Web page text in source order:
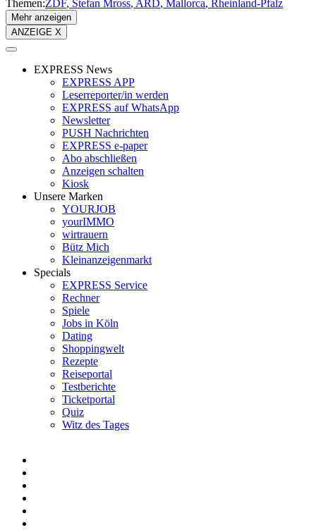
Themen:ZDF Stefan Mross ARD Mallorca Rheinland-Pfalz
Mehr anzeigen
ANZEIGE X
EXPRESS News
EXPRESS APP
Leserreporter/in werden
EXPRESS auf WhatsApp
Newsletter
PUSH Nachrichten
EXPRESS e-paper
Abo abschließen
Anzeigen schalten
Kiosk
Unsere Marken
YOURJOB
yourIMMO
wirtrauern
Bütz Mich
Kleinanzeigenmarkt
Specials
EXPRESS Service
Rechner
Spiele
Jobs in Köln
Dating
Shoppingwelt
Rezepte
Reiseportal
Testberichte
Ticketportal
Quiz
Witz des Tages